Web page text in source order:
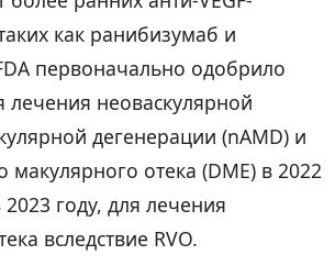
как ранибизумаб и
первоначально одобрило
неоваскулярной
дегенерации (nAMD) и
макулярного отека (DME) в 2022
2023 году, для лечения
вследствие RVO.